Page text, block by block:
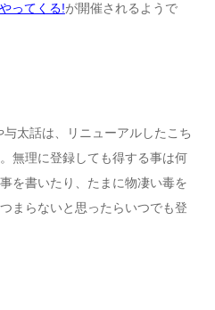
ってくる!が開催されるようで
太話は、リニューアルしたこち
無理に登録しても得する事は何
を書いたり、たまに物凄い毒を
まらないと思ったらいつでも登